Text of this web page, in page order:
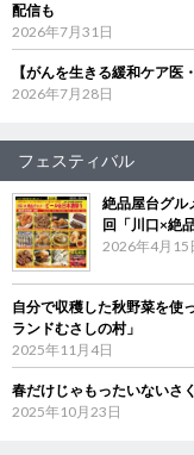
配信も
2026年7月31日
【がんを生きる緩和ケア
2026年7月28日
フェスティバル
絶品屋台グ
回「川口×絶
2026年4月15
自分で収穫した秋野菜を
ランドむさしの村」
2025年11月4日
春だけじゃもったいないさ
2025年10月23日